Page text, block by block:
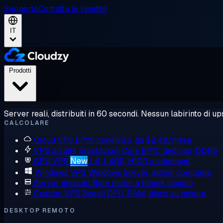
SupportoContatta le vendite
IT
Server reali, distribuiti in 60 secondi. Nessun labirinto di
CALCOLARE
Cloud VPS EPYC condiviso, da $2,48/mese
VPS ad alte prestazioni Core EPYC dedicati, DDR5
GPU VPS New L4, L40S, H100 on demand
Windows VPS Windows Server, admin completo
Server dedicati Bare metal a tenant singolo
Custom VPS Scegli CPU, RAM, disco su misura
DESKTOP REMOTO